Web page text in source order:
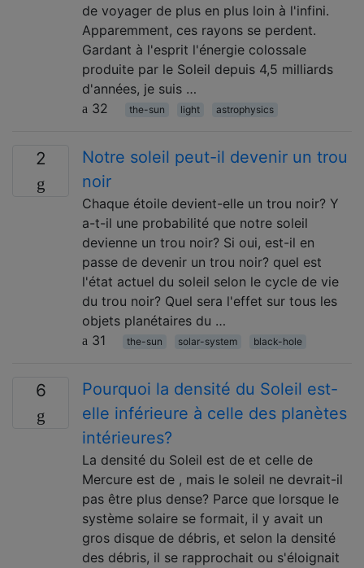
de voyager de plus en plus loin à l'infini.
Apparemment, ces rayons se perdent.
Gardant à l'esprit l'énergie colossale
produite par le Soleil depuis 4,5 milliards
d'années, je suis …
32
the-sun light astrophysics
2
Notre soleil peut-il devenir un trou
noir
Chaque étoile devient-elle un trou noir? Y
a-t-il une probabilité que notre soleil
devienne un trou noir? Si oui, est-il en
passe de devenir un trou noir? quel est
l'état actuel du soleil selon le cycle de vie
du trou noir? Quel sera l'effet sur tous les
objets planétaires du …
31
the-sun solar-system black-hole
6
Pourquoi la densité du Soleil est-
elle inférieure à celle des planètes
intérieures?
La densité du Soleil est de et celle de
Mercure est de , mais le soleil ne devrait-il
pas être plus dense? Parce que lorsque le
système solaire se formait, il y avait un
gros disque de débris, et selon la densité
des débris, il se rapprochait ou s'éloignait